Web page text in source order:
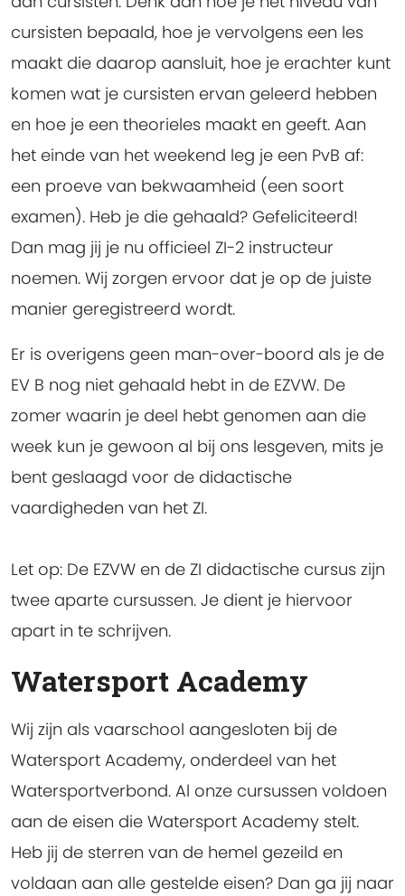
cursisten bepaald, hoe je vervolgens een les
maakt die daarop aansluit, hoe je erachter kunt
komen wat je cursisten ervan geleerd hebben
en hoe je een theorieles maakt en geeft. Aan
het einde van het weekend leg je een PvB af:
een proeve van bekwaamheid (een soort
examen). Heb je die gehaald? Gefeliciteerd!
Dan mag jij je nu officieel ZI-2 instructeur
noemen. Wij zorgen ervoor dat je op de juiste
manier geregistreerd wordt.
Er is overigens geen man-over-boord als je de
EV B nog niet gehaald hebt in de EZVW. De
zomer waarin je deel hebt genomen aan die
week kun je gewoon al bij ons lesgeven, mits je
bent geslaagd voor de didactische
vaardigheden van het ZI.
Let op: De EZVW en de ZI didactische cursus zijn
twee aparte cursussen. Je dient je hiervoor
apart in te schrijven.
Watersport Academy
Wij zijn als vaarschool aangesloten bij de
Watersport Academy, onderdeel van het
Watersportverbond. Al onze cursussen voldoen
aan de eisen die Watersport Academy stelt.
Heb jij de sterren van de hemel gezeild en
voldaan aan alle gestelde eisen? Dan ga jij naar